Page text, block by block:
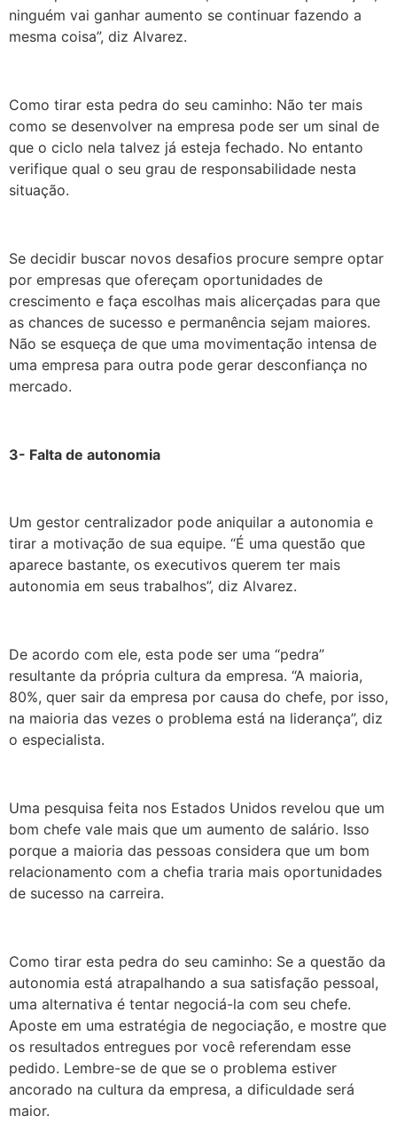
ninguém vai ganhar aumento se continuar fazendo a
mesma coisa”, diz Alvarez.
Como tirar esta pedra do seu caminho: Não ter mais
como se desenvolver na empresa pode ser um sinal de
que o ciclo nela talvez já esteja fechado. No entanto
verifique qual o seu grau de responsabilidade nesta
situação.
Se decidir buscar novos desafios procure sempre optar
por empresas que ofereçam oportunidades de
crescimento e faça escolhas mais alicerçadas para que
as chances de sucesso e permanência sejam maiores.
Não se esqueça de que uma movimentação intensa de
uma empresa para outra pode gerar desconfiança no
mercado.
3- Falta de autonomia
Um gestor centralizador pode aniquilar a autonomia e
tirar a motivação de sua equipe. “É uma questão que
aparece bastante, os executivos querem ter mais
autonomia em seus trabalhos”, diz Alvarez.
De acordo com ele, esta pode ser uma “pedra”
resultante da própria cultura da empresa. “A maioria,
80%, quer sair da empresa por causa do chefe, por isso,
na maioria das vezes o problema está na liderança”, diz
o especialista.
Uma pesquisa feita nos Estados Unidos revelou que um
bom chefe vale mais que um aumento de salário. Isso
porque a maioria das pessoas considera que um bom
relacionamento com a chefia traria mais oportunidades
de sucesso na carreira.
Como tirar esta pedra do seu caminho: Se a questão da
autonomia está atrapalhando a sua satisfação pessoal,
uma alternativa é tentar negociá-la com seu chefe.
Aposte em uma estratégia de negociação, e mostre que
os resultados entregues por você referendam esse
pedido. Lembre-se de que se o problema estiver
ancorado na cultura da empresa, a dificuldade será
maior.